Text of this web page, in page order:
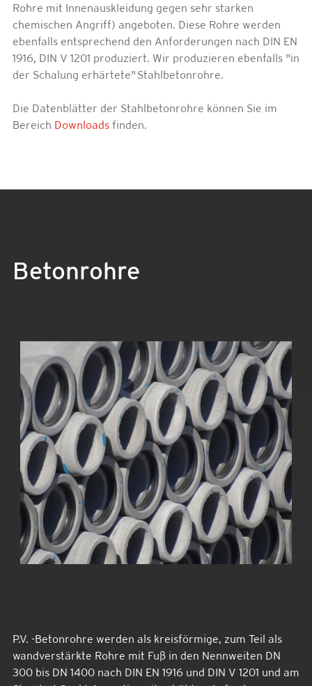
Rohre mit Innenauskleidung gegen sehr starken
chemischen Angriff) angeboten. Diese Rohre werden
ebenfalls entsprechend den Anforderungen nach DIN EN
1916, DIN V 1201 produziert. Wir produzieren ebenfalls "in
der Schalung erhärtete" Stahlbetonrohre.
Die Datenblätter der Stahlbetonrohre können Sie im
Bereich Downloads finden.
Betonrohre
P.V. -Betonrohre werden als kreisförmige, zum Teil als
wandverstärkte Rohre mit Fuß in den Nennweiten DN
300 bis DN 1400 nach DIN EN 1916 und DIN V 1201 und am